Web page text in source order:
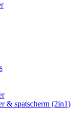
& spatscherm (2in1)